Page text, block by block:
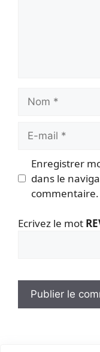
mail
Enregistrer
dans le
commentaire.
Ecrivez le mot